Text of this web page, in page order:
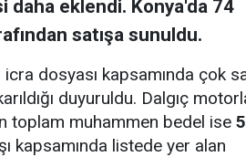
daha eklendi. Konya'da 74
satışa sunuldu.
dosyası kapsamında çok
duyuruldu. Dalgıç
toplam muhammen bedel ise 5
kapsamında listede yer alan